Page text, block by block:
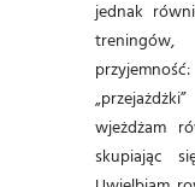
jednak
wjeżdżam
skupiając